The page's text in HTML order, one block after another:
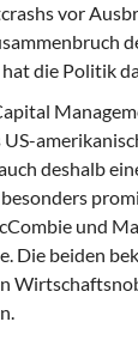
vor
die Politik
deshalb
und
Die beiden